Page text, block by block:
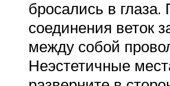
бросались в глаза.
соединения веток
между собой
Неэстетичные